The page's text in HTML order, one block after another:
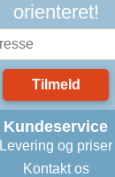
orienteret!
Tilmeld
Kundeservice
Levering og priser
Kontakt os